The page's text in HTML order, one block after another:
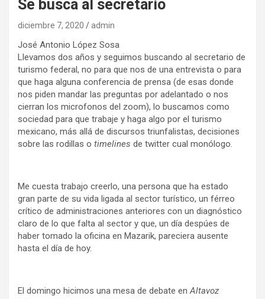
Se busca al secretario
diciembre 7, 2020 admin
José Antonio López Sosa
Llevamos dos años y seguimos buscando al secretario de
turismo federal, no para que nos de una entrevista o para
que haga alguna conferencia de prensa (de esas donde
nos piden mandar las preguntas por adelantado o nos
cierran los microfonos del zoom), lo buscamos como
sociedad para que trabaje y haga algo por el turismo
mexicano, más allá de discursos triunfalistas, decisiones
sobre las rodillas o timelines de twitter cual monólogo.
Me cuesta trabajo creerlo, una persona que ha estado
gran parte de su vida ligada al sector turístico, un férreo
crítico de administraciones anteriores con un diagnóstico
claro de lo que falta al sector y que, un día despúes de
haber tomado la oficina en Mazarik, pareciera ausente
hasta el día de hoy.
El domingo hicimos una mesa de debate enAltavoz